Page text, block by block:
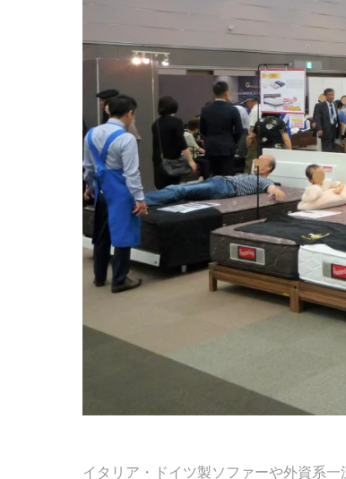
イタリア・ドイツ製ソファーや外資系